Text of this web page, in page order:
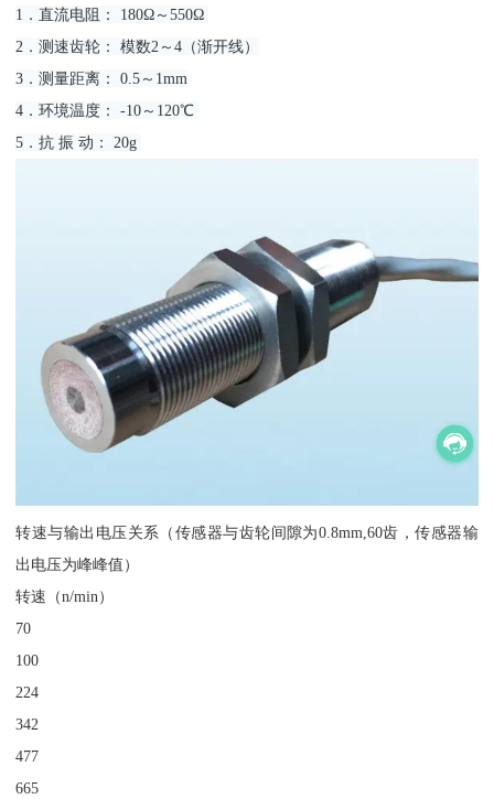
1．直流电阻： 180Ω～550Ω
2．测速齿轮： 模数2～4（渐开线）
3．测量距离： 0.5～1mm
4．环境温度： -10～120℃
5．抗 振 动： 20g
转速与输出电压关系（传感器与齿轮间隙为0.8mm,60齿，传感器输
出电压为峰峰值）
转速（n/min）
70
100
224
342
477
665